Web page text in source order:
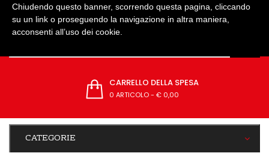
CARRELLO DELLA SPESA
0 ARTICOLO- € 0,00
CATEGORIE
Chiudendo questo banner, scorrendo questa pagina, cliccando
su un link o proseguendo la navigazione in altra maniera,
acconsenti all’uso dei cookie.